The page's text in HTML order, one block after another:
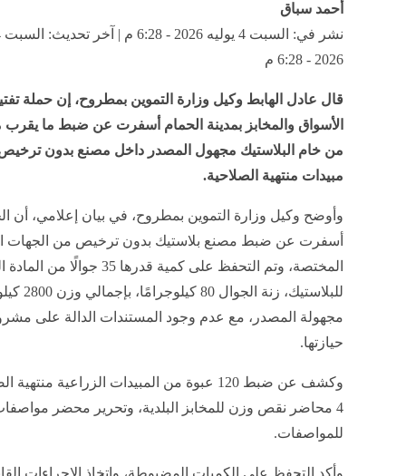
أحمد سباق
2026 - 6:28 م
قال عادل الهابط وكيل وزارة التموين بمطروح، إن حملة
من خام البلاستيك مجهول المصدر داخل مصنع بدون
مبيدات منتهية الصلاحية.
وأوضح وكيل وزارة التموين بمطروح، في بيان إعلامي، أن
أسفرت عن ضبط مصنع بلاستيك بدون ترخيص من الجهات
المختصة، وتم التحفظ على كمية قدرها 35 جوالًا
للبلاستيك، زنة
مجهولة المصدر، مع عدم وجود المستندات الدالة على
حيازتها.
وكشف عن ضبط 120 عبوة من المبيدات الزراعية
4 محاضر نقص وزن للمخابز البلدية، وتحرير محضر
للمواصفات.